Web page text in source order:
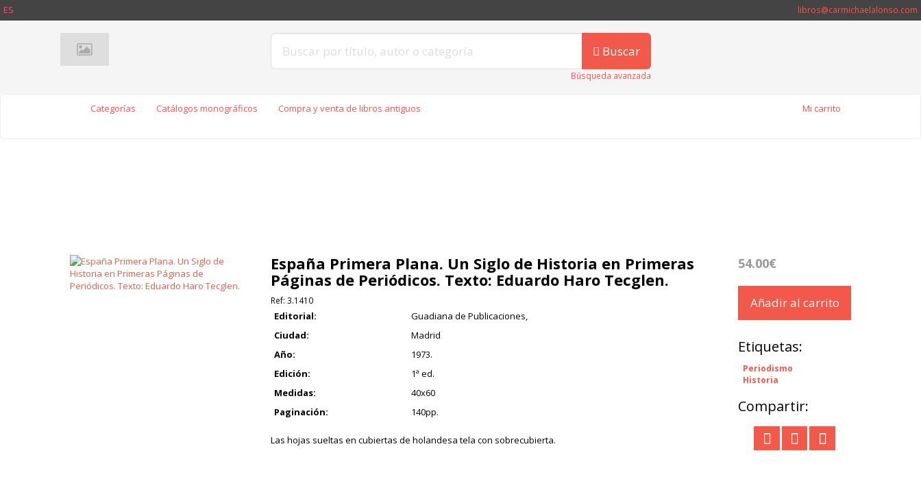
ES libros@carmichaelalonso.com
Buscar
Búsqueda avanzada
Categorías Catálogos monográficos Compra y venta de libros antiguos Mi carrito
España Primera Plana. Un Siglo de Historia en Primeras
Páginas de Periódicos. Texto: Eduardo Haro Tecglen.
Ref: 3.1410
Editorial:
Guadiana de Publicaciones,
Ciudad:
Madrid
Año:
1973.
Edición:
1ª ed.
Medidas:
40x60
Paginación:
140pp.
Las hojas sueltas en cubiertas de holandesa tela con sobrecubierta.
54.00€
Añadir al carrito
Etiquetas:
Periodismo
Historia
Compartir: